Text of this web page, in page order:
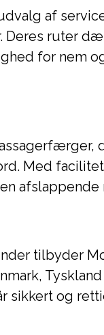
af
ruter
for nem
Med
afslappende
tilbyder
sikkert og